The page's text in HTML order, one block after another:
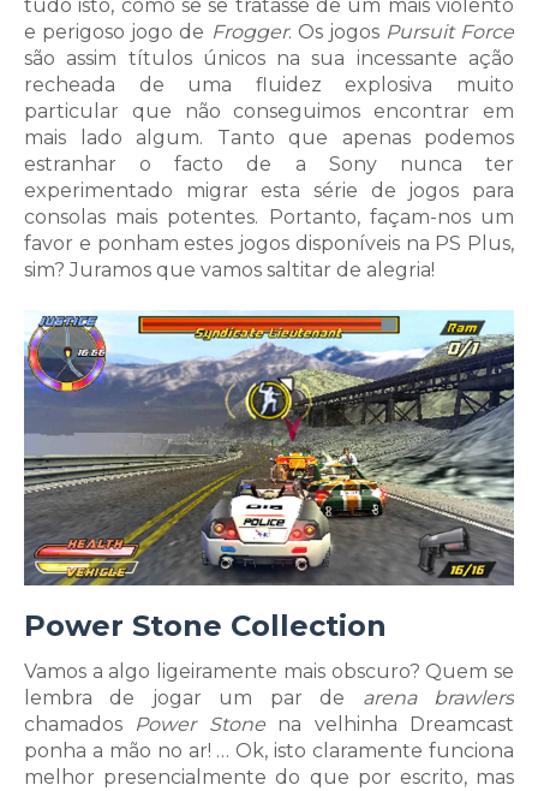
tudo isto, como se se tratasse de um mais violento
e perigoso jogo de Frogger. Os jogos Pursuit Force
são assim títulos únicos na sua incessante ação
recheada de uma fluidez explosiva muito
particular que não conseguimos encontrar em
mais lado algum. Tanto que apenas podemos
estranhar o facto de a Sony nunca ter
experimentado migrar esta série de jogos para
consolas mais potentes. Portanto, façam-nos um
favor e ponham estes jogos disponíveis na PS Plus,
sim? Juramos que vamos saltitar de alegria!
Power Stone Collection
Vamos a algo ligeiramente mais obscuro? Quem se
lembra de jogar um par de arena brawlers
chamados Power Stonena velhinha Dreamcast
ponha a mão no ar! … Ok, isto claramente funciona
melhor presencialmente do que por escrito, mas